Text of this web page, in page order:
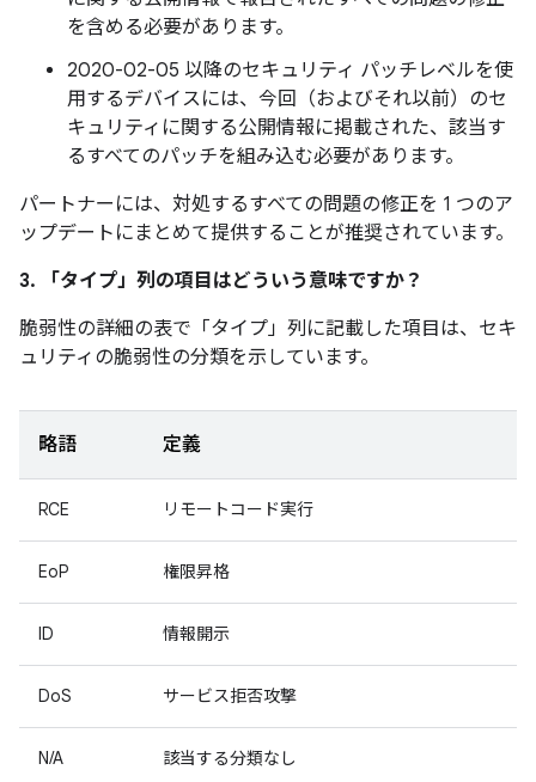
を含める必要があります。
2020-02-05 以降のセキュリティ パッチレベルを使
用するデバイスには、今回（およびそれ以前）のセ
キュリティに関する公開情報に掲載された、該当す
るすべてのパッチを組み込む必要があります。
パートナーには、対処するすべての問題の修正を 1 つのア
ップデートにまとめて提供することが推奨されています。
3. 「タイプ」 列の項目はどういう意味ですか？
脆弱性の詳細の表で「タイプ」 列に記載した項目は、セキ
ュリティの脆弱性の分類を示しています。
略語 定義
RCE リモートコード実行
EoP 権限昇格
ID 情報開示
DoS サービス拒否攻撃
N/A 該当する分類なし